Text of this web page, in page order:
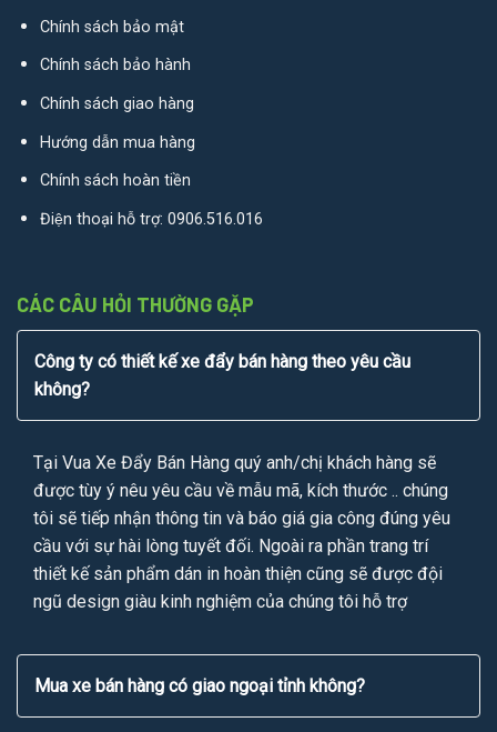
Chính sách bảo mật
Chính sách bảo hành
Chính sách giao hàng
Hướng dẫn mua hàng
Chính sách hoàn tiền
Điện thoại hỗ trợ: 0906.516.016
CÁC CÂU HỎI THƯỜNG GẶP
Công ty có thiết kế xe đẩy bán hàng theo yêu cầu
không?
Tại Vua Xe Đẩy Bán Hàng quý anh/chị khách hàng sẽ
được tùy ý nêu yêu cầu về mẫu mã, kích thước .. chúng
tôi sẽ tiếp nhận thông tin và báo giá gia công đúng yêu
cầu với sự hài lòng tuyết đối. Ngoài ra phần trang trí
thiết kế sản phẩm dán in hoàn thiện cũng sẽ được đội
ngũ design giàu kinh nghiệm của chúng tôi hỗ trợ
Mua xe bán hàng có giao ngoại tỉnh không?